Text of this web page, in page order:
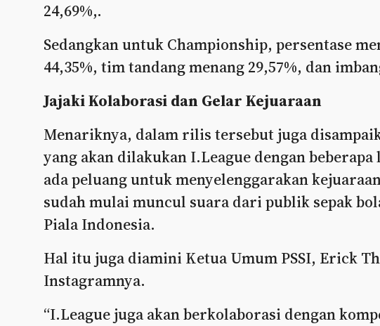
24,69%,.
Sedangkan untuk Championship, persentase
44,35%, tim tandang menang 29,57%, dan
Jajaki Kolaborasi dan Gelar Kejuaraan
Menariknya, dalam rilis tersebut juga
yang akan dilakukan I.League dengan
ada peluang untuk menyelenggarakan
sudah mulai muncul suara dari publik sepak
Piala Indonesia.
Hal itu juga diamini Ketua Umum PSSI, Erick
Instagramnya.
“I.League juga akan berkolaborasi dengan